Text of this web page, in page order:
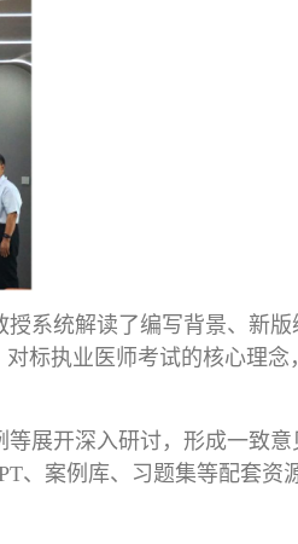
系统解读了编写背景、新版
标执业医师考试的核心理念
展开深入研讨，形成一致意
、案例库、习题集等配套资